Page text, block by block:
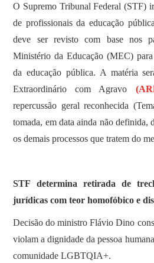
O Supremo Tribunal Federal (STF)
de profissionais da educação
deve ser revisto com base nos
Ministério da Educação (MEC)
da educação pública. A matéria
Extraordinário com Agravo
repercussão geral reconhecida
tomada, em data ainda não definida,
os demais processos que tratem do
STF determina retirada de
jurídicas com teor homofóbico e
Decisão do ministro Flávio Dino
violam a dignidade da pessoa
comunidade LGBTQIA+.